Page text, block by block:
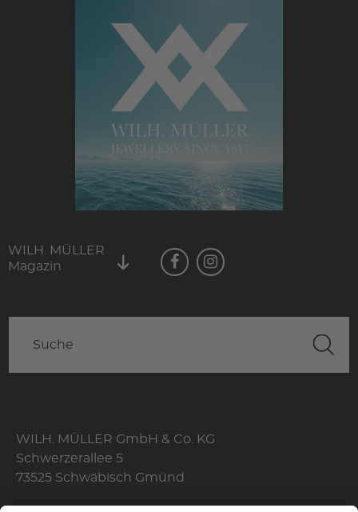
WILH. MÜLLER
Magazin
WILH. MÜLLER GmbH & Co. KG
Schwerzerallee 5
73525 Schwäbisch Gmünd